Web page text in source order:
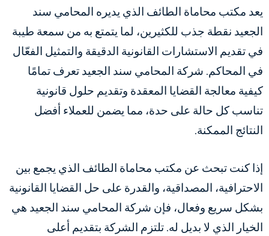
يعد مكتب محاماة الطائف الذي يديره المحامي سند
الجعيد نقطة جذب للكثيرين، لما يتمتع به من سمعة طيبة
في تقديم الاستشارات القانونية الدقيقة والتمثيل الفعّال
في المحاكم. شركة المحامي سند الجعيد تعرف تمامًا
كيفية معالجة القضايا المعقدة وتقديم حلول قانونية
تناسب كل حالة على حدة، مما يضمن للعملاء أفضل
النتائج الممكنة.
إذا كنت تبحث عن مكتب محاماة الطائف الذي يجمع بين
الاحترافية، المصداقية، والقدرة على حل القضايا القانونية
بشكل سريع وفعال، فإن شركة المحامي سند الجعيد هي
الخيار الذي لا بديل له. تلتزم الشركة بتقديم أعلى